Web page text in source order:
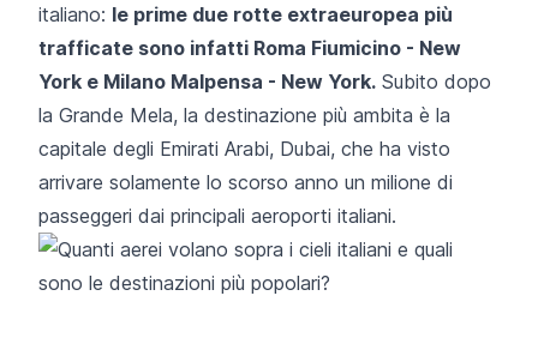
italiano: le prime due rotte extraeuropea più
trafficate sono infatti Roma Fiumicino - New
York e Milano Malpensa - New York. Subito dopo
la Grande Mela, la destinazione più ambita è la
capitale degli Emirati Arabi, Dubai, che ha visto
arrivare solamente lo scorso anno un milione di
passeggeri dai principali aeroporti italiani.